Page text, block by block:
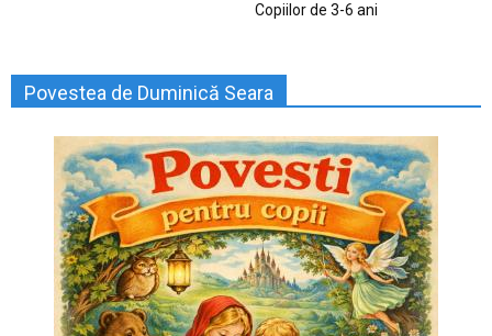
Copiilor de 3-6 ani
Povestea de Duminică Seara